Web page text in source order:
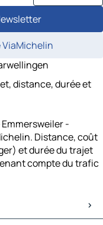
ViaMichelin
distance, durée et
-
Distance, coût
et durée du trajet
compte du trafic